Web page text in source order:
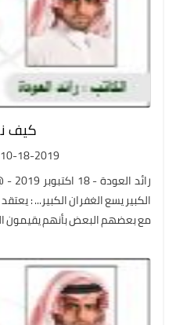
كيف
10-18-2019 11:58 صباحاً
الكبير يسع الغفران الكبير... :
مع بعضهم البعض بأنهم يقيمون